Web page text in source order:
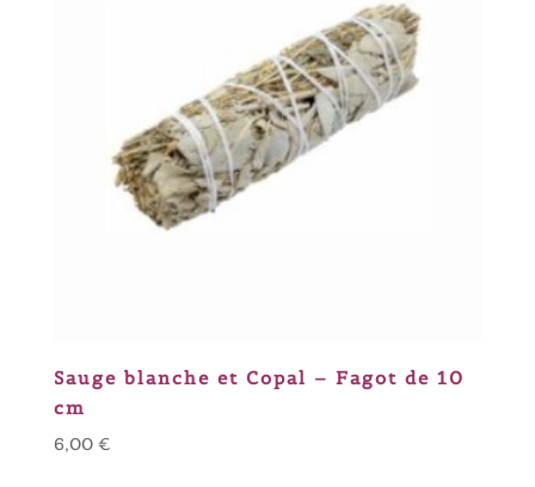
Sauge blanche et Copal – Fagot de 10
cm
6,00 €